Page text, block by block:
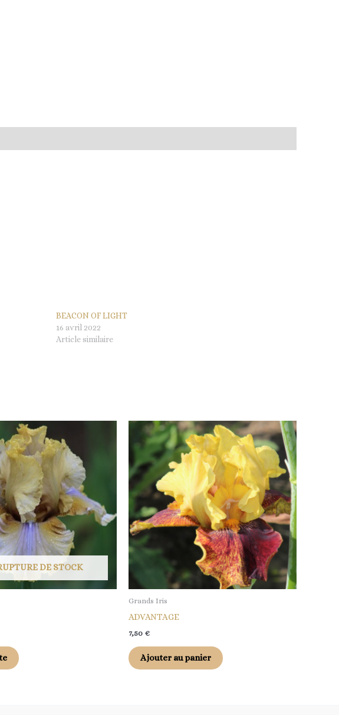
BEACON OF LIGHT
16 avril 2022
Article similaire
DE STOCK
Grands Iris
ADVANTAGE
7,50 €
Ajouter au panier